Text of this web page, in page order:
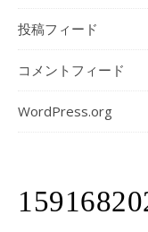
投稿フィード
コメントフィード
WordPress.org